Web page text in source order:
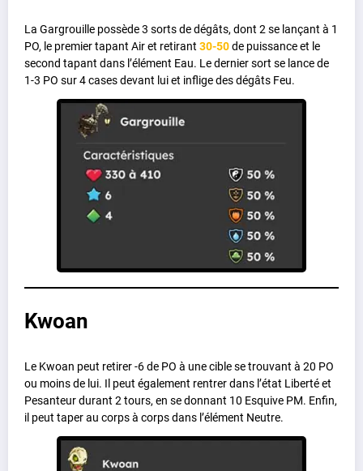
La Gargrouille possède 3 sorts de dégâts, dont 2 se lançant à 1
PO, le premier tapant Air et retirant 30-50de puissance et le
second tapant dans l’élément Eau. Le dernier sort se lance de
1-3 PO sur 4 cases devant lui et inflige des dégâts Feu.
Kwoan
Le Kwoan peut retirer -6 de PO à une cible se trouvant à 20 PO
ou moins de lui. Il peut également rentrer dans l’état Liberté et
Pesanteur durant 2 tours, en se donnant 10 Esquive PM. Enfin,
il peut taper au corps à corps dans l’élément Neutre.